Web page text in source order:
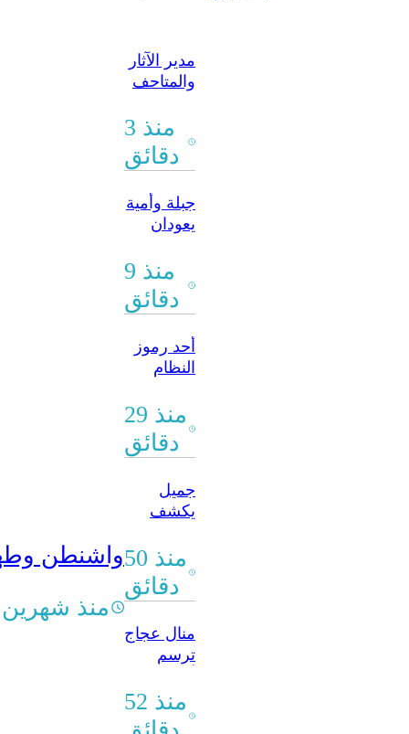
واشنطن
منذ شهرين
مدير الآثار
والمتاحف
جميع ما تم
تركيبه
وإضافته
جدران
قلعة
سُيزال
خلال 10
أيام
منذ 3
دقائق
جبلة وأمية
يعودان
الصفر
منذ 9
دقائق
أحد رموز
النظام
“العدالة
الانتقالية”
تفتح باب
بحق
المتهم
الشعار
منذ 29
دقائق
جميل
يكشف
تحضيرات
المنتخب
وجاستس
القميص
الوطني
منذ 50
دقائق
منال عجاج
ترسم
الحناوي
على
منذ 52